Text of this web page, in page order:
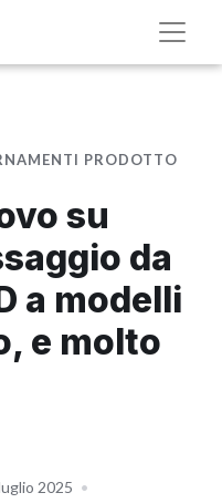
PRODOTTO
su
da
a modelli
e molto
2025 •